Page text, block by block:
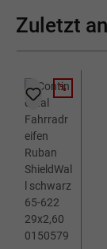
Zuletzt
RABATT
%